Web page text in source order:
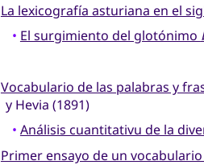
La lexicografía asturiana en el
• El surgimiento del glotónimo
Vocabulario de las palabras y
y Hevia (1891)
• Análisis cuantitativu de la
Primer ensayo de un